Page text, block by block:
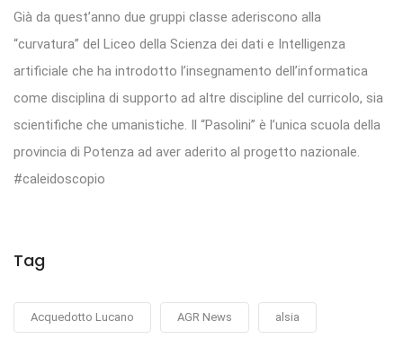
Già da quest’anno due gruppi classe aderiscono alla
“curvatura” del Liceo della Scienza dei dati e Intelligenza
artificiale che ha introdotto l’insegnamento dell’informatica
come disciplina di supporto ad altre discipline del curricolo, sia
scientifiche che umanistiche. Il “Pasolini” è l’unica scuola della
provincia di Potenza ad aver aderito al progetto nazionale.
#caleidoscopio
Tag
Acquedotto Lucano AGR News alsia